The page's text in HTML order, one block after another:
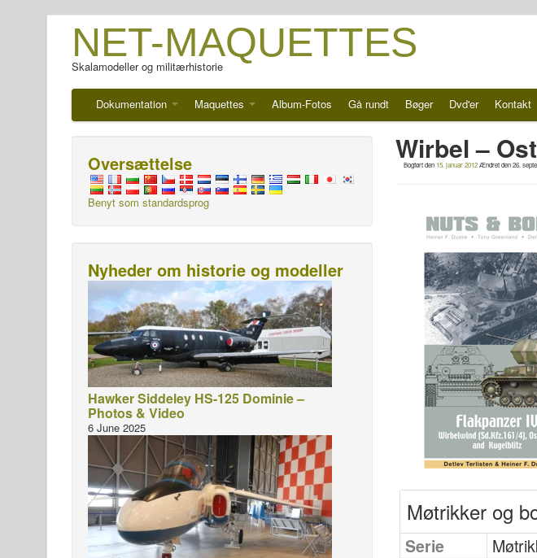
NET-MAQUETTES
Skalamodeller og militærhistorie
Dokumentation Maquettes Album-Fotos Gå rundt Bøger Dvd'er Kontakt
Wirbel –
Bogført den 15. januar 2012Ændret den26.
Møtrikker og
Serie
Oversættelse
Benyt som standardsprog
Nyheder om historie og modeller
Hawker Siddeley HS-125 Dominie –
Photos & Video
6 June 2025